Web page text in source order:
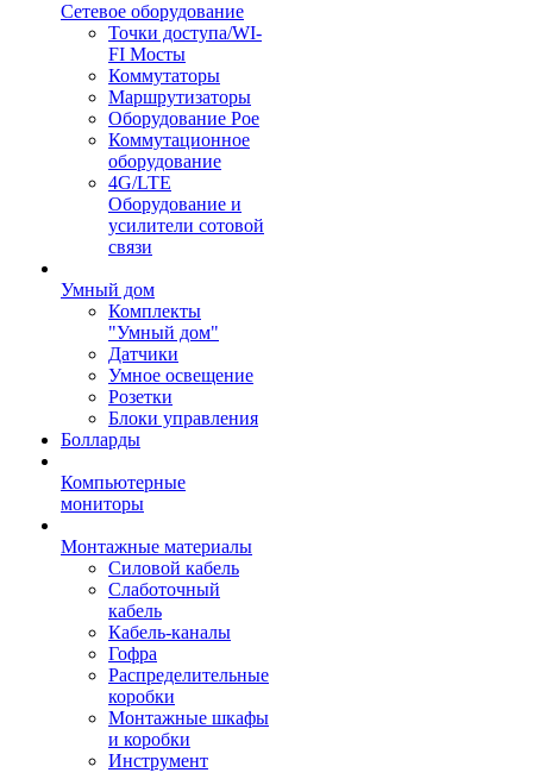
Сетевое оборудование
Точки доступа/WI-
FI Мосты
Коммутаторы
Маршрутизаторы
Оборудование Poe
Коммутационное
оборудование
4G/LTE
Оборудование и
усилители сотовой
связи
Умный дом
Комплекты
"Умный дом"
Датчики
Умное освещение
Розетки
Блоки управления
Болларды
Компьютерные
мониторы
Монтажные материалы
Силовой кабель
Слаботочный
кабель
Кабель-каналы
Гофра
Распределительные
коробки
Монтажные шкафы
и коробки
Инструмент